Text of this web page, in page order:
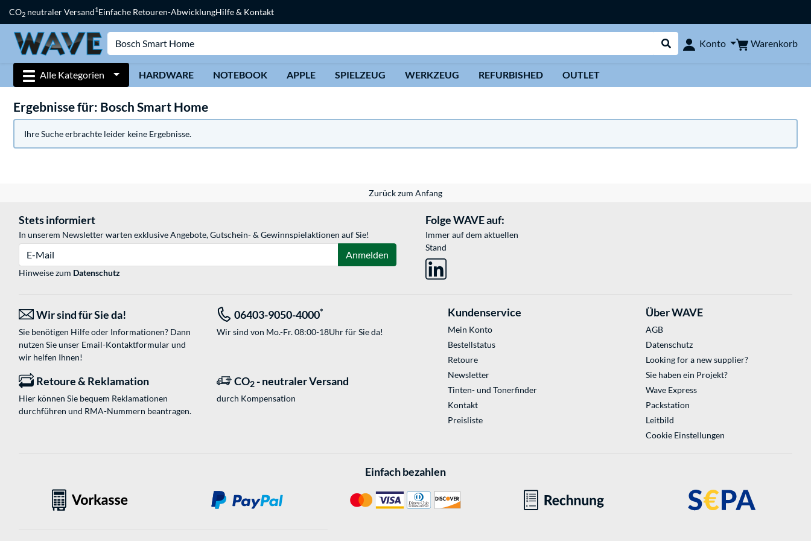
CO2 neutraler Versand1Einfache Retouren-AbwicklungHilfe & Kontakt
Suche durchführen
Konto Warenkorb
Alle Kategorien HARDWARE NOTEBOOK APPLE SPIELZEUG WERKZEUG REFURBISHED OUTLET
Ergebnisse für: Bosch Smart Home
Ihre Suche erbrachte leider keine Ergebnisse.
Zurück zum Anfang
Stets informiert
In unserem Newsletter warten exklusive Angebote, Gutschein- & Gewinnspielaktionen auf Sie!
Anmelden
Hinweise zum Datenschutz
Folge WAVE auf:
Immer auf dem aktuellen
Stand
Wir sind für Sie da!
Sie benötigen Hilfe oder Informationen? Dann
nutzen Sie unser Email-Kontaktformularund
wir helfen Ihnen!
06403-9050-4000*
Wir sind von Mo.-Fr. 08:00-18Uhr für Sie da!
Retoure & Reklamation
Hier können Sie bequem Reklamationen
durchführen und RMA-Nummern beantragen.
CO2 - neutraler Versand
durch Kompensation
Kundenservice
Mein Konto
Bestellstatus
Retoure
Newsletter
Tinten- und Tonerfinder
Kontakt
Preisliste
Über WAVE
AGB
Datenschutz
Looking for a new supplier?
Sie haben ein Projekt?
Wave Express
Packstation
Leitbild
Cookie Einstellungen
Einfach bezahlen